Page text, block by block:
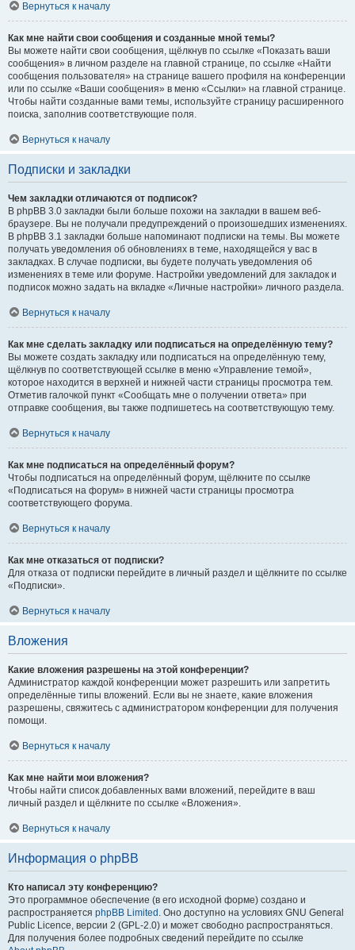
Вернуться к началу
Как мне найти свои сообщения и созданные мной темы?
Вы можете найти свои сообщения, щёлкнув по ссылке «Показать ваши
сообщения» в личном разделе на главной странице, по ссылке «Найти
сообщения пользователя» на странице вашего профиля на конференции
или по ссылке «Ваши сообщения» в меню «Ссылки» на главной странице.
Чтобы найти созданные вами темы, используйте страницу расширенного
поиска, заполнив соответствующие поля.
Вернуться к началу
Подписки и закладки
Чем закладки отличаются от подписок?
В phpBB 3.0 закладки были больше похожи на закладки в вашем веб-
браузере. Вы не получали предупреждений о произошедших изменениях.
В phpBB 3.1 закладки больше напоминают подписки на темы. Вы можете
получать уведомления об обновлениях в теме, находящейся у вас в
закладках. В случае подписки, вы будете получать уведомления об
изменениях в теме или форуме. Настройки уведомлений для закладок и
подписок можно задать на вкладке «Личные настройки» личного раздела.
Вернуться к началу
Как мне сделать закладку или подписаться на определённую тему?
Вы можете создать закладку или подписаться на определённую тему,
щёлкнув по соответствующей ссылке в меню «Управление темой»,
которое находится в верхней и нижней части страницы просмотра тем.
Отметив галочкой пункт «Сообщать мне о получении ответа» при
отправке сообщения, вы также подпишетесь на соответствующую тему.
Вернуться к началу
Как мне подписаться на определённый форум?
Чтобы подписаться на определённый форум, щёлкните по ссылке
«Подписаться на форум» в нижней части страницы просмотра
соответствующего форума.
Вернуться к началу
Как мне отказаться от подписки?
Для отказа от подписки перейдите в личный раздел и щёлкните по ссылке
«Подписки».
Вернуться к началу
Вложения
Какие вложения разрешены на этой конференции?
Администратор каждой конференции может разрешить или запретить
определённые типы вложений. Если вы не знаете, какие вложения
разрешены, свяжитесь с администратором конференции для получения
помощи.
Вернуться к началу
Как мне найти мои вложения?
Чтобы найти список добавленных вами вложений, перейдите в ваш
личный раздел и щёлкните по ссылке «Вложения».
Вернуться к началу
Информация о phpBB
Кто написал эту конференцию?
Это программное обеспечение (в его исходной форме) создано и
распространяется phpBB Limited . Оно доступно на условиях GNU General
Public Licence, версии 2 (GPL-2.0) и может свободно распространяться.
Для получения более подробных сведений перейдите по ссылке